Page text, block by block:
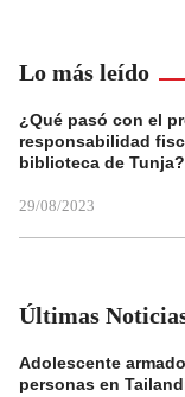
Lo más leído
¿Qué pasó con el
responsabilidad
biblioteca de Tunja?
29/08/2023
Últimas
Adolescente
personas en